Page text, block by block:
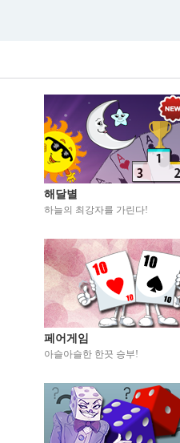
해달별
하늘의 최강자를 가린다!
페어게임
아슬아슬한 한끗 승부!